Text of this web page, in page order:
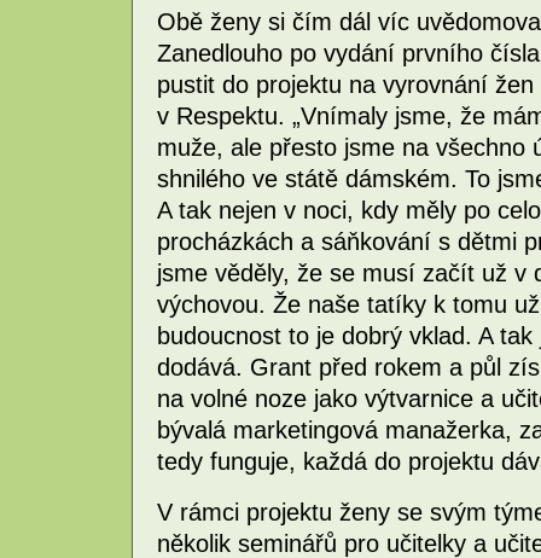
Obě ženy si čím dál víc
Zanedlouho po vydání prvního
pustit do projektu na vyrovnání
v Respektu. „Vnímaly jsme, že
muže, ale přesto jsme na všechno
shnilého ve státě dámském. To
A tak nejen v noci, kdy měly po
procházkách a sáňkování s dětmi
jsme věděly, že se musí začít už v
výchovou. Že naše tatíky k tomu
budoucnost to je dobrý vklad. A
dodává. Grant před rokem a půl
na volné noze jako výtvarnice a
bývalá marketingová manažerka,
tedy funguje, každá do projektu
V rámci projektu ženy se svým
několik seminářů pro učitelky a